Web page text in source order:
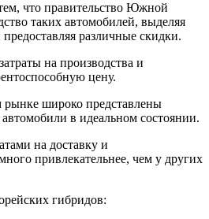
что правительство Южной
таких автомобилей, выделяя
различные скидки.
на производства и
цену.
рынке широко представлены
в идеальном состоянии.
на доставку и
привлекательнее, чем у других
гибридов: